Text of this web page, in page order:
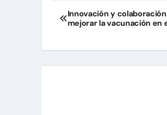
Navegación
de
entradas
Innovación y
mejorar la vacunación en